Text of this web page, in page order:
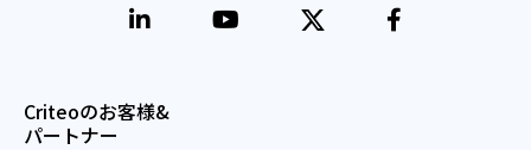
Criteoのお客様&
パートナー